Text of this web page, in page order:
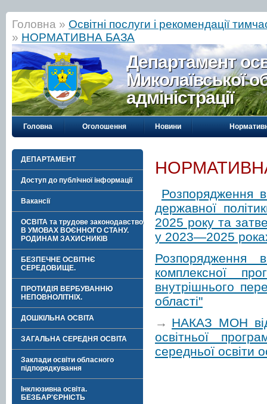
Головна » Освітні послуги і рекомендації
» НОРМАТИВНА БАЗА
Департамент
Миколаївської
адміністрації
Головна Оголошення Новини
ДЕПАРТАМЕНТ
Доступ до публічної інформації
Вакансії
ОСВІТА та трудове законодавство
В УМОВАХ ВОЄННОГО СТАНУ.
РОДИНАМ ЗАХИСНИКІВ
БЕЗПЕЧНЕ ОСВІТНЄ
СЕРЕДОВИЩЕ.
ПРОТИДІЯ ВЕРБУВАННЮ
НЕПОВНОЛІТНІХ.
ДОШКІЛЬНА ОСВІТА
ЗАГАЛЬНА СЕРЕДНЯ ОСВІТА
Заклади освіти обласного
підпорядкування
Інклюзивна освіта.
БЕЗБАР'ЄРНІСТЬ
Розпорядження
державної
2025 року та
у 2023—2025
комплексної
внутрішнього
області"
→ НАКАЗ МОН
освітньої
середньої освіти